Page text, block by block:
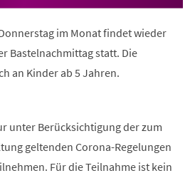
im Monat findet wieder
Bastelnachmittag statt. Die
an Kinder ab 5 Jahren.
unter Berücksichtigung der zum
geltenden Corona-Regelungen
Für die Teilnahme ist kein